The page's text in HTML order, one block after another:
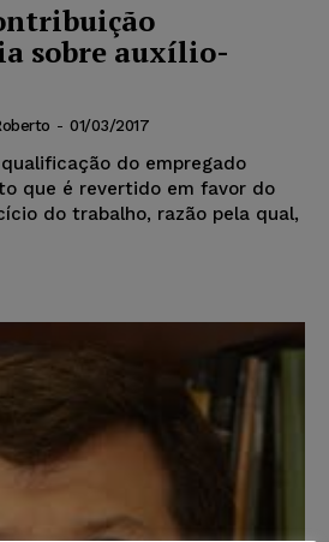
sobre auxílio-
- 01/03/2017
do empregado
que é revertido em favor do
do trabalho, razão pela qual,